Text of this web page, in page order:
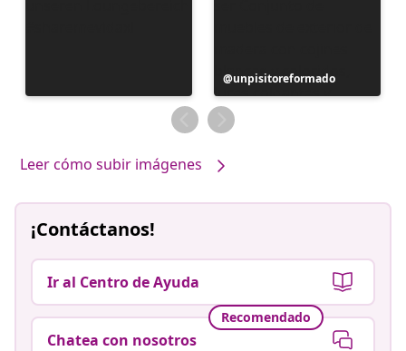
Publicación
realizada
por
unpisitoreformado
Leer cómo subir imágenes
¡Contáctanos!
Ir al Centro de Ayuda
Recomendado
Chatea con nosotros